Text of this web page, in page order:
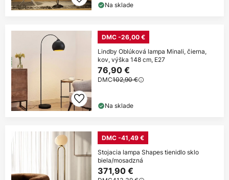
Na sklade
DMC -26,00 €
Lindby Oblúková lampa Minali, čierna,
kov, výška 148 cm, E27
76,90 €
DMC102,90 €
Na sklade
DMC -41,49 €
Stojacia lampa Shapes tienidlo sklo
biela/mosadzná
371,90 €